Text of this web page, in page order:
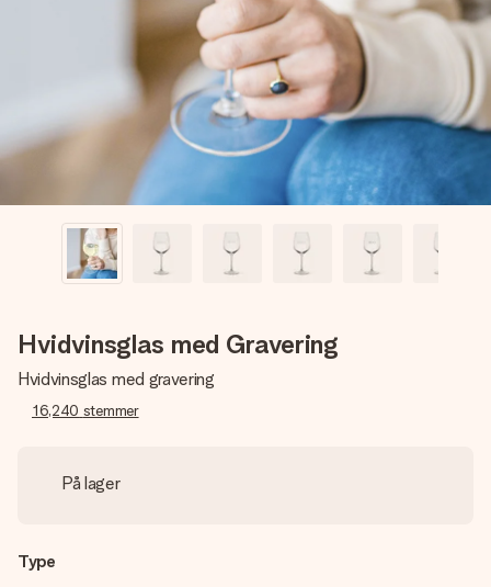
Lav noget særligt i blot få trin – med hendes navn, et
billede af dig eller en besked, der går lige i hendes hjerte.
Intet besvær men udelukkende en masse kærlighed i
Hvidvinsglas med Gravering
Hvidvinsglas med gravering
16,240 stemmer
På lager
Type